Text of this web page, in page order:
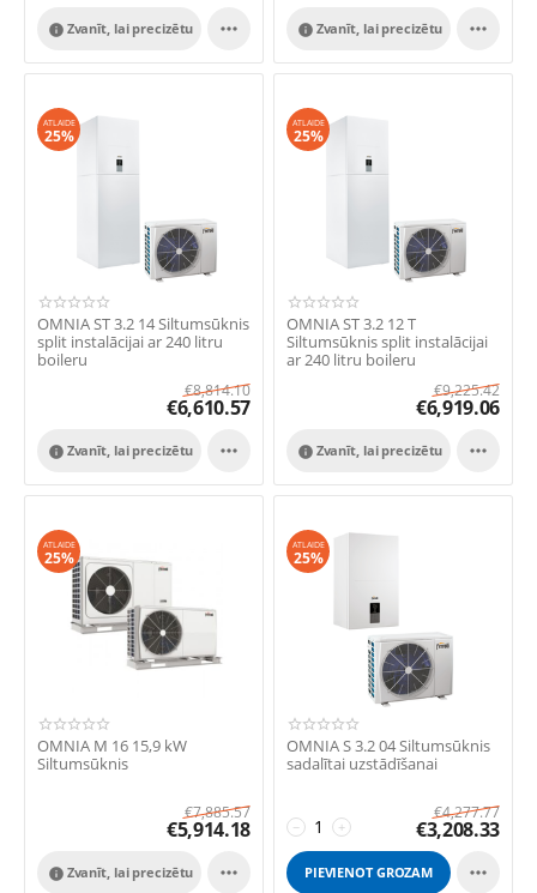
Zvanīt, lai precizētu
  Zvanīt, lai precizētu
 
ATLAIDE
25%
OMNIA ST 3.2 14 Siltumsūknis
split instalācijai ar 240 litru
boileru
€8,814.10
€6,610.57
Zvanīt, lai precizētu
 
ATLAIDE
25%
OMNIA ST 3.2 12 T
Siltumsūknis split instalācijai
ar 240 litru boileru
€9,225.42
€6,919.06
Zvanīt, lai precizētu
 
ATLAIDE
25%
OMNIA M 16 15,9 kW
Siltumsūknis
€7,885.57
€5,914.18
Zvanīt, lai precizētu
 
ATLAIDE
25%
OMNIA S 3.2 04 Siltumsūknis
sadalītai uzstādīšanai
+
−
€4,277.77
€3,208.33
PIEVIENOT GROZAM 